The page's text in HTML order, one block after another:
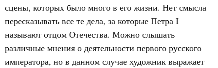
сцены, которых было много в его жизни. Нет смысла
пересказывать все те дела, за которые Петра I
называют отцом Отечества. Можно слышать
различные мнения о деятельности первого русского
императора, но в данном случае художник выражает